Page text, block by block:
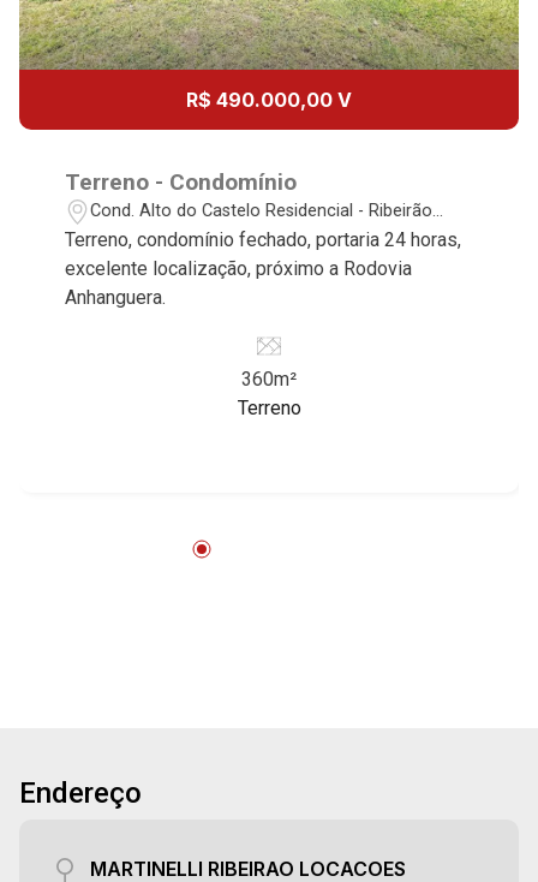
Aug/Fri
15
17
Aug/Mon
18
15:00
16:00
17:00
R$ 490.000,00 V
Terreno - Condomínio
Cond. Alto do Castelo Residencial - Ribeirão
Preto/SP
Terreno, condomínio fechado, portaria 24 horas,
excelente localização, próximo a Rodovia
Anhanguera.
360m²
Terreno
Endereço
MARTINELLI RIBEIRAO LOCACOES